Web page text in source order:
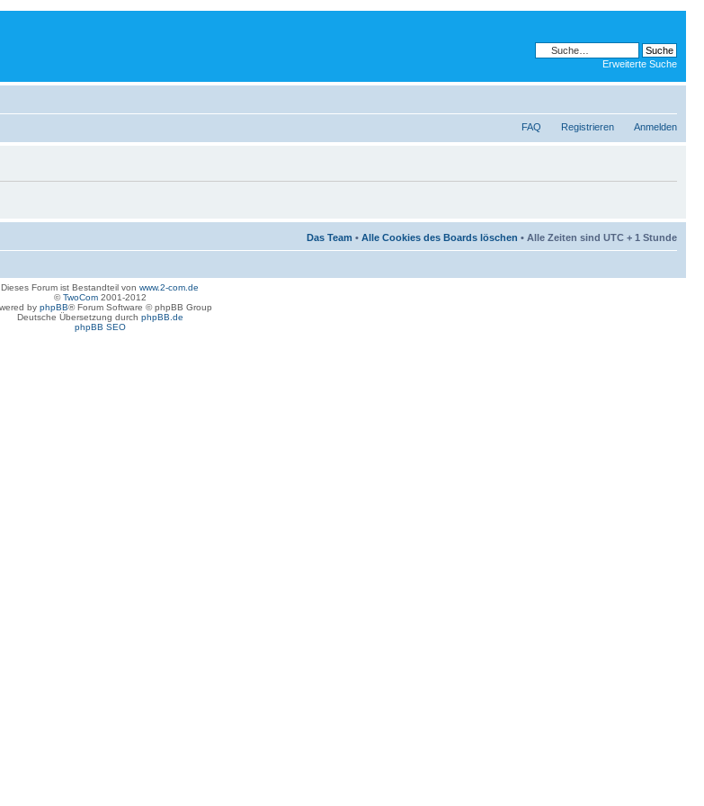
Erweiterte Suche
FAQ Registrieren Anmelden
Das Team • Alle Cookies des Boards löschen • Alle Zeiten sind UTC + 1 Stunde
Dieses Forum ist Bestandteil von www.2-com.de
©TwoCom2001-2012
by phpBB® Forum Software © phpBB Group
Deutsche Übersetzung durch phpBB.de
phpBB SEO